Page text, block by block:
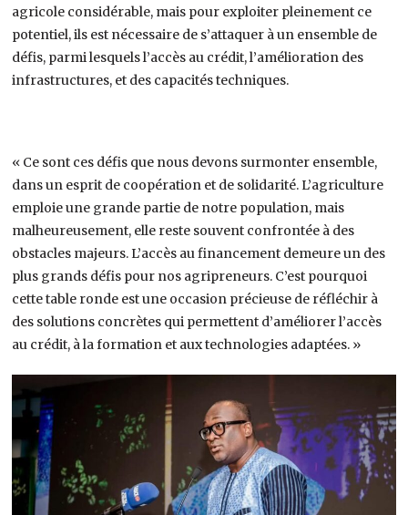
agricole considérable, mais pour exploiter pleinement ce
potentiel, ils est nécessaire de s’attaquer à un ensemble de
défis, parmi lesquels l’accès au crédit, l’amélioration des
infrastructures, et des capacités techniques.
« Ce sont ces défis que nous devons surmonter ensemble,
dans un esprit de coopération et de solidarité. L’agriculture
emploie une grande partie de notre population, mais
malheureusement, elle reste souvent confrontée à des
obstacles majeurs. L’accès au financement demeure un des
plus grands défis pour nos agripreneurs. C’est pourquoi
cette table ronde est une occasion précieuse de réfléchir à
des solutions concrètes qui permettent d’améliorer l’accès
au crédit, à la formation et aux technologies adaptées. »